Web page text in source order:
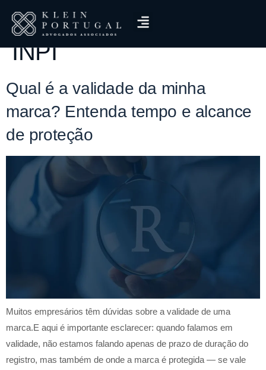
Tag:renovação marca
INPI
Qual é a validade da minha
marca? Entenda tempo e alcance
de proteção
Muitos empresários têm dúvidas sobre a validade de uma
marca.E aqui é importante esclarecer: quando falamos em
validade, não estamos falando apenas de prazo de duração do
registro, mas também de onde a marca é protegida — se vale